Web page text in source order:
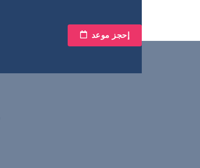
إحجز موعد